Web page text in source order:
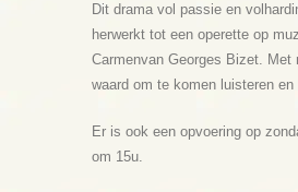
Dit drama vol passie en
herwerkt tot een operette op
Carmenvan Georges Bizet. Met
waard om te komen luisteren en
Er is ook een opvoering op
om 15u.